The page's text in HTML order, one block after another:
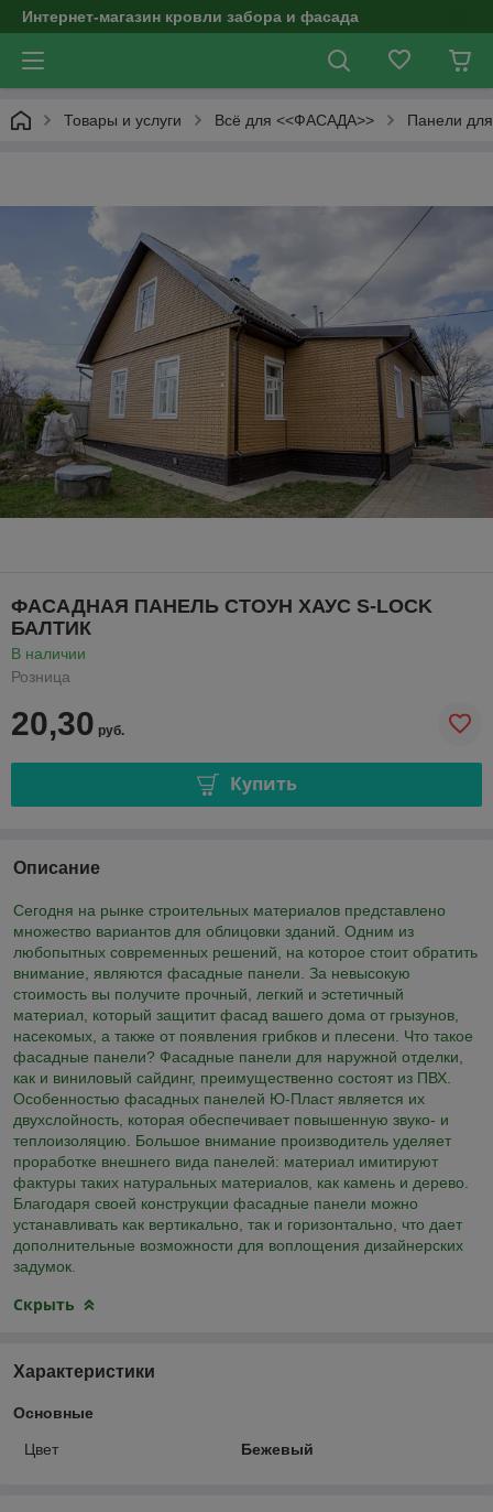
Интернет-магазин кровли забора и фасада
Товары и услуги Всё для <<ФАСАДА>> Панели
ФАСАДНАЯ ПАНЕЛЬ СТОУН ХАУС S-LOCK
БАЛТИК
В наличии
Розница
20,30 руб.
Купить
Описание
Сегодня на рынке строительных материалов представлено
множество вариантов для облицовки зданий. Одним из
любопытных современных решений, на которое стоит обратить
внимание, являются фасадные панели. За невысокую
стоимость вы получите прочный, легкий и эстетичный
материал, который защитит фасад вашего дома от грызунов,
насекомых, а также от появления грибков и плесени. Что такое
фасадные панели? Фасадные панели для наружной отделки,
как и виниловый сайдинг, преимущественно состоят из ПВХ.
Особенностью фасадных панелей Ю-Пласт является их
двухслойность, которая обеспечивает повышенную звуко- и
теплоизоляцию. Большое внимание производитель уделяет
проработке внешнего вида панелей: материал имитируют
фактуры таких натуральных материалов, как камень и дерево.
Благодаря своей конструкции фасадные панели можно
устанавливать как вертикально, так и горизонтально, что дает
дополнительные возможности для воплощения дизайнерских
задумок.
Скрыть
Характеристики
Основные
Цвет Бежевый